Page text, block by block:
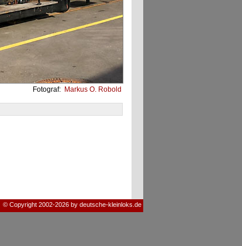
Fotograf: Markus O. Robold
© Copyright 2002-2026 by deutsche-kleinloks.de